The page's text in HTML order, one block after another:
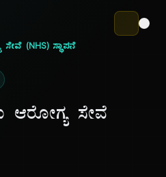
ಸೇವೆ (NHS) ಸ್ಥಾಪನೆ
ಆರೋಗ್ಯ ಸೇವೆ